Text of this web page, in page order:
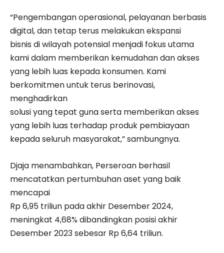
“Pengembangan operasional, pelayanan berbasis
digital, dan tetap terus melakukan ekspansi
bisnis di wilayah potensial menjadi fokus utama
kami dalam memberikan kemudahan dan akses
yang lebih luas kepada konsumen. Kami
berkomitmen untuk terus berinovasi,
menghadirkan
solusi yang tepat guna serta memberikan akses
yang lebih luas terhadap produk pembiayaan
kepada seluruh masyarakat,” sambungnya.
Djaja menambahkan, Perseroan berhasil
mencatatkan pertumbuhan aset yang baik
mencapai
Rp 6,95 triliun pada akhir Desember 2024,
meningkat 4,68% dibandingkan posisi akhir
Desember 2023 sebesar Rp 6,64 triliun.